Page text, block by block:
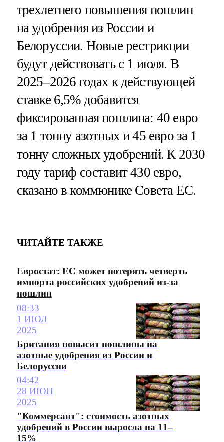
трехлетнего повышения пошлин
на удобрения из России и
Белоруссии. Новые рестрикции
будут действовать с 1 июля. В
2025–2026 годах к действующей
ставке 6,5% добавится
фиксированная пошлина: 40 евро
за 1 тонну азотных и 45 евро за 1
тонну сложных удобрений. К 2030
году тариф составит 430 евро,
сказано в коммюнике Совета ЕС.
ЧИТАЙТЕ ТАКЖЕ
Евростат: ЕС может потерять четверть
импорта российских удобрений из-за
пошлин
08:33
1 ИЮЛ
2025
Британия повысит пошлины на
азотные удобрения из России и
Белоруссии
04:42
28 ИЮН
2025
"Коммерсант": стоимость азотных
удобрений в России выросла на 11–
15%